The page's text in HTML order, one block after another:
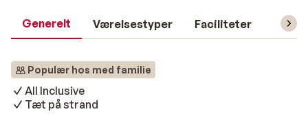
Generelt Værelsestyper Faciliteter
Populær hos med familie
All Inclusive
Tæt på strand